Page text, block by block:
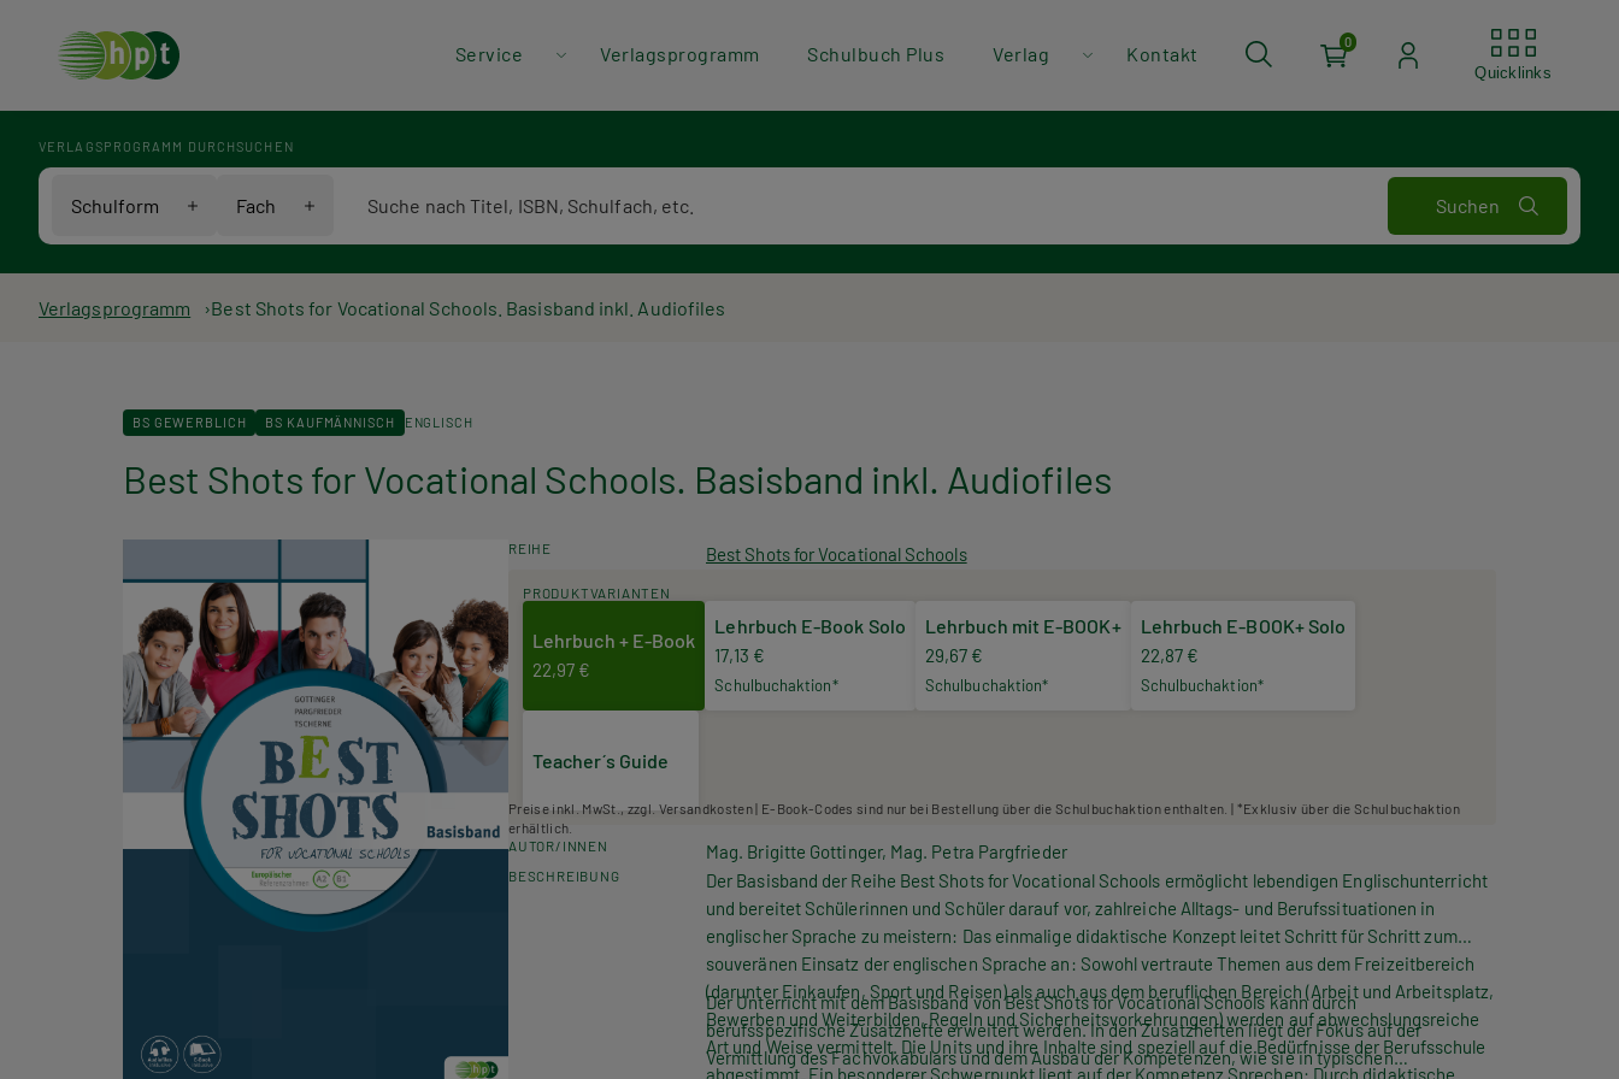
Header
Menü
Service Verlagsprogramm Schulbuch Plus Verlag Kontakt
0
Quicklinks
VERLAGSPROGRAMM DURCHSUCHEN
Schulform Fach
Pfadnavigation
Verlagsprogramm Best Shots for Vocational Schools. Basisband inkl. Audiofiles
BS GEWERBLICH BS KAUFMÄNNISCH ENGLISCH
Best Shots for Vocational Schools. Basisband inkl. Audiofiles
REIHE Best Shots for Vocational Schools
PRODUKTVARIANTEN
Lehrbuch + E-Book
22,97 €
Lehrbuch E-Book Solo
17,13 €
Schulbuchaktion*
Lehrbuch mit E-BOOK+
29,67 €
Schulbuchaktion*
Lehrbuch E-BOOK+ Solo
22,87 €
Schulbuchaktion*
Teacher´s Guide
Preise inkl. MwSt., zzgl. Versandkosten | E-Book-Codes sind nur bei Bestellung über die Schulbuchaktion enthalten. | *Exklusiv über die Schulbuchaktion
erhältlich.
AUTOR/INNEN
Mag. Brigitte Gottinger, Mag. Petra Pargfrieder
BESCHREIBUNG Der Basisband der Reihe Best Shots for Vocational Schools ermöglicht lebendigen Englischunterricht
und bereitet Schülerinnen und Schüler darauf vor, zahlreiche Alltags- und Berufssituationen in
englischer Sprache zu meistern: Das einmalige didaktische Konzept leitet Schritt für Schritt zum
souveränen Einsatz der englischen Sprache an: Sowohl vertraute Themen aus dem Freizeitbereich
(darunter Einkaufen, Sport und Reisen) als auch aus dem beruflichen Bereich (Arbeit und Arbeitsplatz,
Bewerben und Weiterbilden, Regeln und Sicherheitsvorkehrungen) werden auf abwechslungsreiche
Art und Weise vermittelt. Die Units und ihre Inhalte sind speziell auf die Bedürfnisse der Berufsschule
abgestimmt. Ein besonderer Schwerpunkt liegt auf der Kompetenz Sprechen: Durch didaktische
Der Unterricht mit demBasisbandvonBest Shots for Vocational Schoolskann durch
berufsspezifische Zusatzhefte erweitert werden. In den Zusatzheften liegt der Fokus auf der
Vermittlung des Fachvokabulars und dem Ausbau der Kompetenzen, wie sie in typischen